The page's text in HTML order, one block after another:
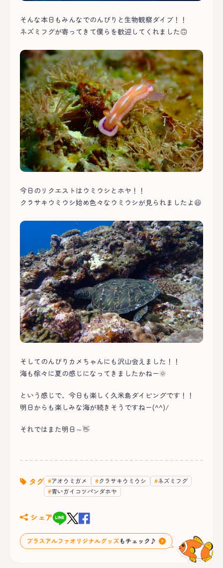
そんな本日もみんなでのんびりと生物観察ダイブ！！
ネズミフグが寄ってきて僕らを歓迎してくれました🙃
今日のリクエストはウミウシとホヤ！！
クラサキウミウシ始め色々なウミウシが見られましたよ😆
そしてのんびりカメちゃんにも沢山会えました！！
海も徐々に夏の感じになってきましたかねー🌞
という感じで、今日も楽しく久米島ダイビングです！！
明日からも楽しみな海が続きそうですねー(^^)/
それではまた明日～👋
タグ アオウミガメ クラサキウミウシ
ネズミフグ
青いガイコツパンダホヤ
シェア